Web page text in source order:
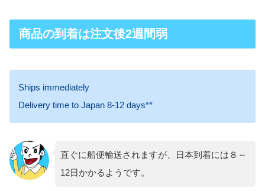
商品の到着は注文後2週間弱
Ships immediately
Delivery time to Japan 8-12 days**
直ぐに船便輸送されますが、日本到着には８～
12日かかるようです。